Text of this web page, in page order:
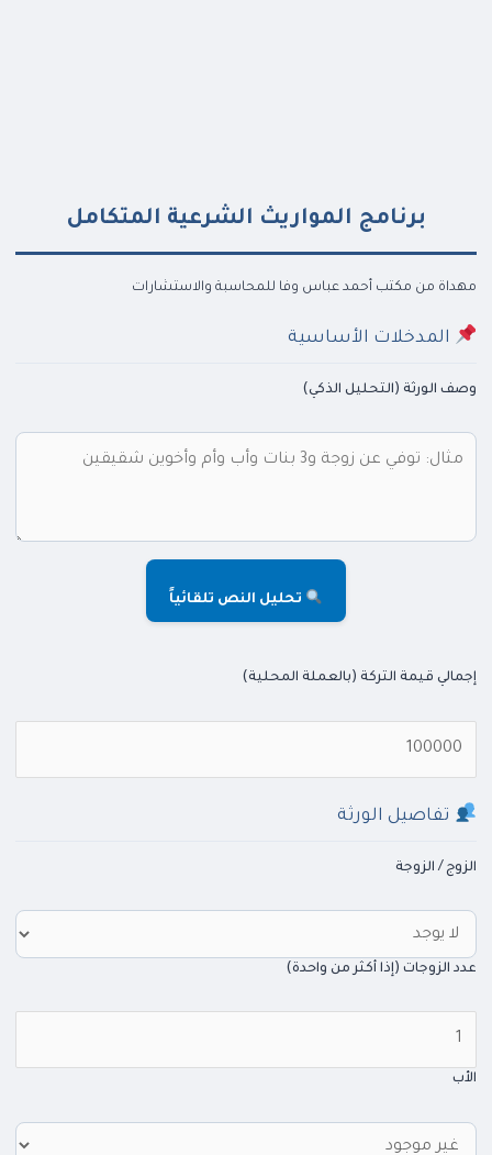
برنامج المواريث الشرعية المتكامل
مهداة من مكتب أحمد عباس وفا للمحاسبة والاستشارات
المدخلات الأساسية
وصف الورثة (التحليل الذكي)
تحليل النص تلقائياً
إجمالي قيمة التركة (بالعملة المحلية)
تفاصيل الورثة
الزوج / الزوجة
عدد الزوجات (إذا أكثر من واحدة)
الأب